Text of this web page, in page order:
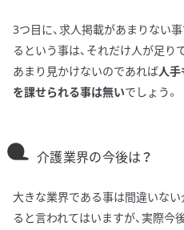
3つ目に、求人掲載があまりない
るという事は、それだけ人が足り
あまり見かけないのであれば人手
を課せられる事は無いでしょう。
介護業界の今後は？
大きな業界である事は間違いな
ると言われてはいますが、実際今